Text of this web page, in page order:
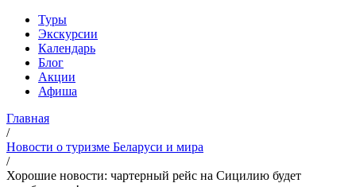
Туры
Экскурсии
Календарь
Блог
Акции
Афиша
Главная
/
Новости о туризме Беларуси и мира
/
Хорошие новости: чартерный рейс на Сицилию будет